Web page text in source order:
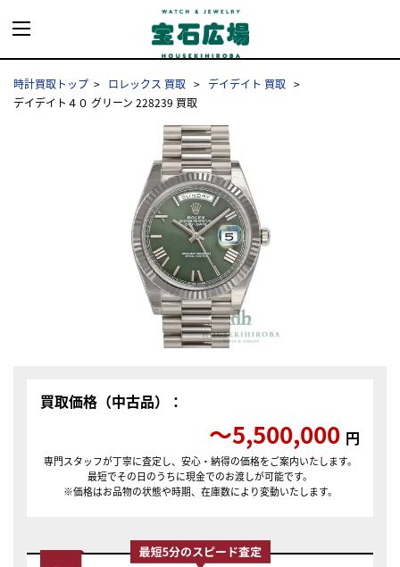
時計買取トップ ロレックス 買取
デイデイト 買取
デイデイト４０ グリーン 228239 買取
買取価格（中古品）：
〜5,500,000 円
専門スタッフが丁寧に査定し、安心・納得の価格をご案内いたします。
最短でその日のうちに現金でのお渡しが可能です。
※価格はお品物の状態や時期、在庫数により変動いたします。